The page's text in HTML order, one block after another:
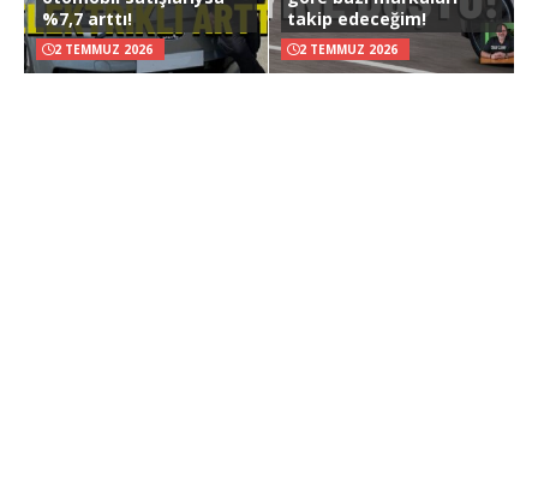
%7,7 arttı!
2 TEMMUZ 2026
takip edeceğim!
2 TEMMUZ 2026